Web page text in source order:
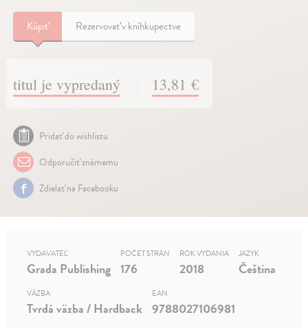
Kúpiť Rezervovať v kníhkupectve
titul je vypredaný 13,81 €
Pridať do wishlistu
Odporučiť známemu
Zdielať na Facebooku
VYDAVATEĽ
Grada Publishing
POČET STRÁN
176
ROK VYDANIA
2018
JAZYK
Čeština
VÄZBA
Tvrdá väzba / Hardback
EAN
9788027106981